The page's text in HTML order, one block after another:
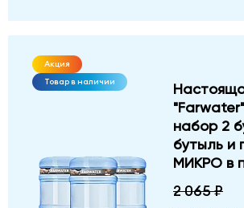
Акция
Товар в наличии
набор 2
бутыль и
МИКРО в
2 065 ₽